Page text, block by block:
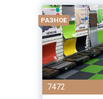
РАЗНОЕ
7472